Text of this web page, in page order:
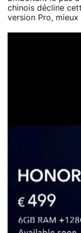
chinois décline
version Pro,